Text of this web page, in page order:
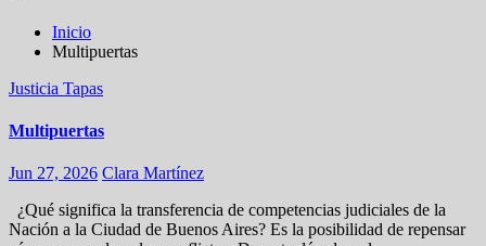
Inicio
Multipuertas
Justicia Tapas
Multipuertas
Jun 27, 2026 Clara Martínez
¿Qué significa la transferencia de competencias judiciales de la
Nación a la Ciudad de Buenos Aires? Es la posibilidad de repensar